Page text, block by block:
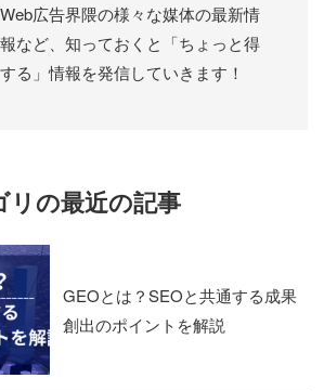
Web広告界隈の様々な媒体の最新情
報など、知っておくと「ちょっと得
する」情報を発信していきます！
リの最近の記事
GEOとは？SEOと共通する成果
創出のポイントを解説